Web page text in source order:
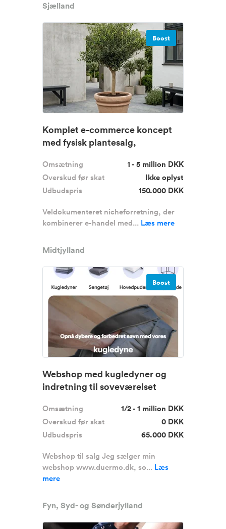
Sjælland
Boost
Komplet e-commerce koncept
med fysisk plantesalg,
Omsætning
1 - 5 million DKK
Overskud før skat
Ikke oplyst
Udbudspris
150.000 DKK
Veldokumenteret nicheforretning, der
kombinerer e-handel med... Læs mere
Midtjylland
Boost
Webshop med kugledyner og
indretning til soveværelset
Omsætning
1/2 - 1 million DKK
Overskud før skat
0 DKK
Udbudspris
65.000 DKK
Webshop til salg Jeg sælger min
webshop www.duermo.dk, so... Læs
mere
Fyn, Syd- og Sønderjylland